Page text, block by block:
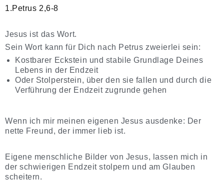
1.Petrus 2,6-8
Jesus ist das Wort.
Sein Wort kann für Dich nach Petrus zweierlei sein:
Kostbarer Eckstein und stabile Grundlage Deines
Lebens in der Endzeit
Oder Stolperstein, über den sie fallen und durch die
Verführung der Endzeit zugrunde gehen
Wenn ich mir meinen eigenen Jesus ausdenke: Der
nette Freund, der immer lieb ist.
Eigene menschliche Bilder von Jesus, lassen mich in
der schwierigen Endzeit stolpern und am Glauben
scheitern.